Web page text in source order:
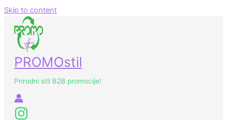
Skip to content
PROMOstil
Prirodni stil B2B promocije!